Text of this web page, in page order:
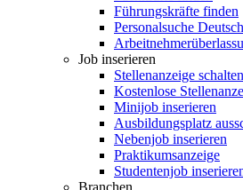
Führungskräfte finden
Personalsuche
Job inserieren
Stellenanzeige schalten
Kostenlose
Minijob inserieren
Ausbildungsplatz
Nebenjob inserieren
Praktikumsanzeige
Studentenjob
Branchen